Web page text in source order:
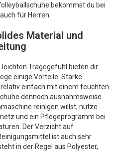
bekommst du bei
für Herren.
Material und
Tragegefühl bieten dir
einige Vorteile. Starke
einfach mit einem feuchten
dennoch ausnahmsweise
reinigen willst, nutze
und ein Pflegeprogramm bei
Der Verzicht auf
ist auch sehr
in der Regel aus Polyester,